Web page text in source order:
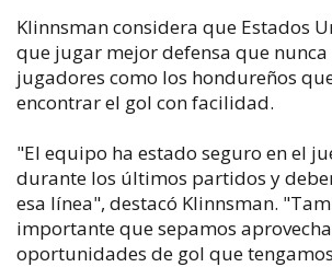
Klinnsman considera que Estados
que jugar mejor defensa que nunca
jugadores como los hondureños
encontrar el gol con facilidad.
"El equipo ha estado seguro en el
durante los últimos partidos y
esa línea", destacó Klinnsman.
importante que sepamos
oportunidades de gol que